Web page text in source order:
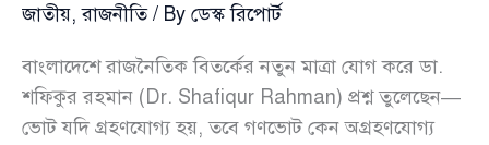
জাতীয়,রাজনীতি/ By ডেস্ক রিপোর্ট
বাংলাদেশে রাজনৈতিক বিতর্কের নতুন মাত্রা যোগ করে ডা.
শফিকুর রহমান (Dr. Shafiqur Rahman) প্রশ্ন তুলেছেন—
ভোট যদি গ্রহণযোগ্য হয়, তবে গণভোট কেন অগ্রহণযোগ্য